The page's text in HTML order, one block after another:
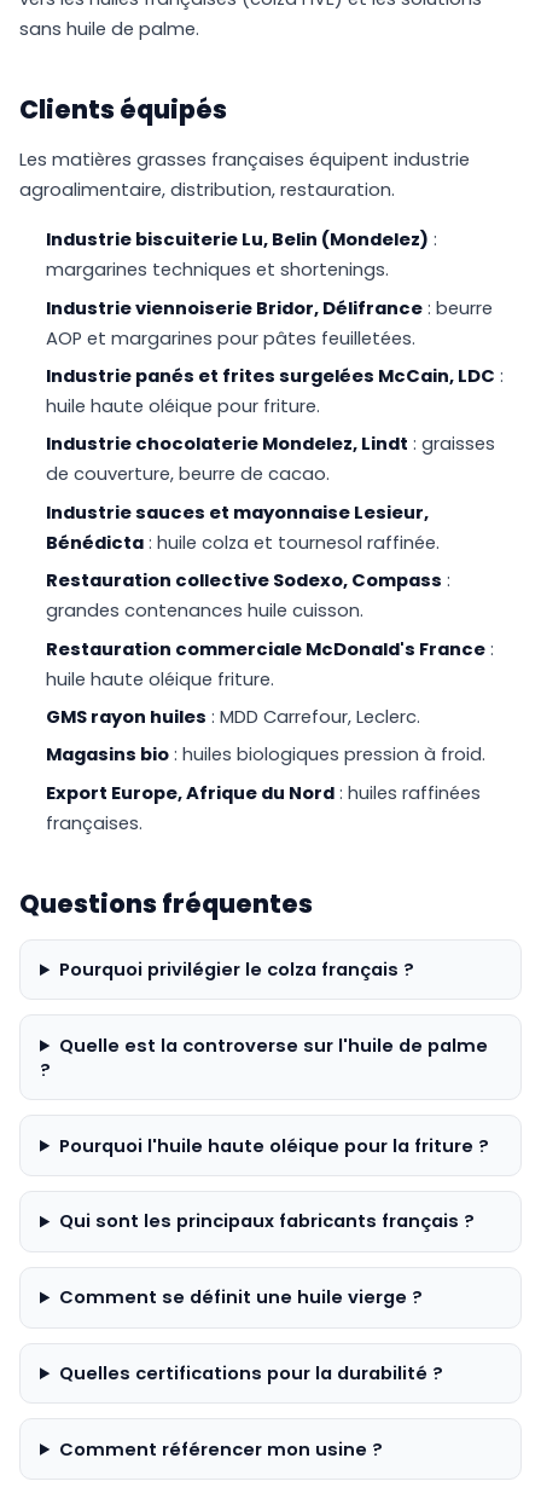
sans huile de palme.
Clients équipés
Les matières grasses françaises équipent industrie
agroalimentaire, distribution, restauration.
Industrie biscuiterie Lu, Belin (Mondelez) :
margarines techniques et shortenings.
Industrie viennoiserie Bridor, Délifrance : beurre
AOP et margarines pour pâtes feuilletées.
Industrie panés et frites surgelées McCain, LDC :
huile haute oléique pour friture.
Industrie chocolaterie Mondelez, Lindt : graisses
de couverture, beurre de cacao.
Industrie sauces et mayonnaise Lesieur,
Bénédicta : huile colza et tournesol raffinée.
Restauration collective Sodexo, Compass :
grandes contenances huile cuisson.
Restauration commerciale McDonald's France :
huile haute oléique friture.
GMS rayon huiles : MDD Carrefour, Leclerc.
Magasins bio : huiles biologiques pression à froid.
Export Europe, Afrique du Nord : huiles raffinées
françaises.
Questions fréquentes
Pourquoi privilégier le colza français ?
Quelle est la controverse sur l'huile de palme
?
Pourquoi l'huile haute oléique pour la friture ?
Qui sont les principaux fabricants français ?
Comment se définit une huile vierge ?
Quelles certifications pour la durabilité ?
Comment référencer mon usine ?